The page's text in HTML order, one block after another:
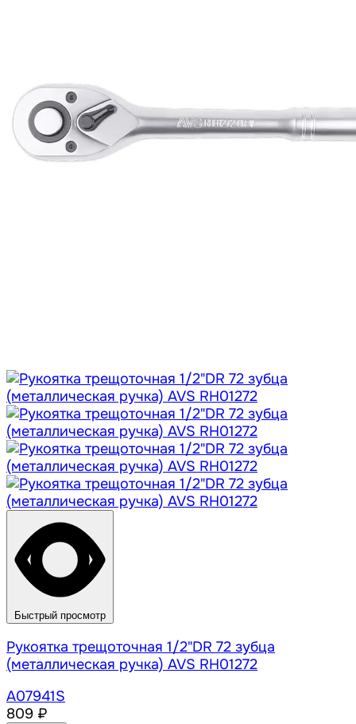
Быстрый просмотр
Рукоятка трещоточная 1/2"DR 72 зубца
(металлическая ручка) AVS RH01272
A07941S
809 ₽